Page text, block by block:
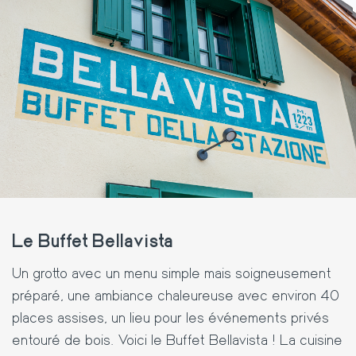
Le Buffet Bellavista
Un grotto avec un menu simple mais soigneusement
préparé, une ambiance chaleureuse avec environ 40
places assises, un lieu pour les événements privés
entouré de bois. Voici le Buffet Bellavista ! La cuisine